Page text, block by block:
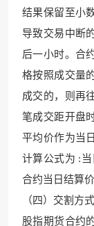
结果保留至小
导致交易中断
后一小时。合
格按照成交量
成交的，则再
笔成交距开盘
平均价作为当
计算公式为 :
合约当日结算价
（四）交割方
股指期货合约